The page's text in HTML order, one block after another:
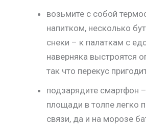
возьмите с собой
напитком, несколько
снеки – к палаткам с
наверняка выстроятся
так что перекус
подзарядите смартфон
площади в толпе легко
связи, да и на морозе